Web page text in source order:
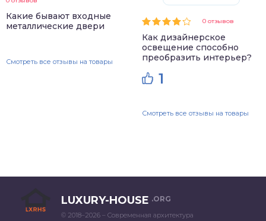
Какие бывают входные
металлические двери
Смотреть все отзывы на товары
0 отзывов
Как дизайнерское
освещение способно
преобразить интерьер?
1
Смотреть все отзывы на товары
LUXURY-HOUSE .ORG
© 2018–2026 – Современная архитектура